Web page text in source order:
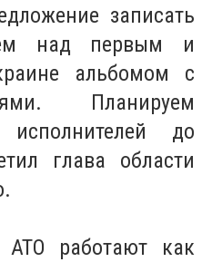
записать
над первым и
альбомом с
Планируем
до
глава области
работают как